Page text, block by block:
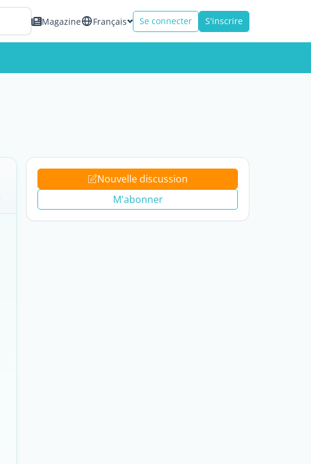
Magazine Français Se connecter S'inscrire
Nouvelle discussion
M'abonner